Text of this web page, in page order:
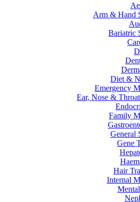
Arm & Hand
Bariatric
Diet &
Emergency
Ear, Nose &
Family
General
Gene
Hair
Internal